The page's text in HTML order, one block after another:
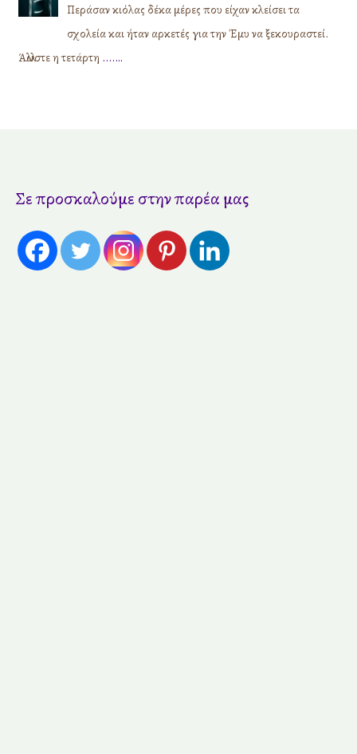
Περάσαν κιόλας δέκα μέρες που είχαν κλείσει τα
σχολεία και ήταν αρκετές για την Έμυ να ξεκουραστεί.
Άλλωστε η τετάρτη ....…
Σε προσκαλούμε στην παρέα μας